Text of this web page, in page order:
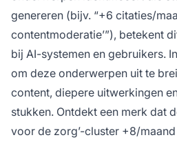
genereren (bijv. “+6 citaties/
contentmoderatie’”), betekent
bij AI-systemen en gebruikers.
om deze onderwerpen uit te
content, diepere uitwerkingen
stukken. Ontdekt een merk dat
voor de zorg’-cluster +8/